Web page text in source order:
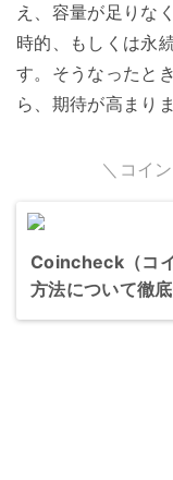
え、容量が足りな
時的、もしくは永
す。そうなったと
ら、期待が高まりま
＼コイ
Coincheck（コ
方法について徹